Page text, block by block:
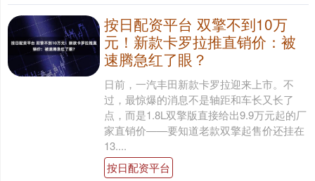
按日配资平台 双擎不到10万
元！新款卡罗拉推直销价：被
速腾急红了眼？
日前，一汽丰田新款卡罗拉迎来上市。不
过，最惊爆的消息不是轴距和车长又长了
点，而是1.8L双擎版直接给出9.9万元起的厂
家直销价——要知道老款双擎起售价还挂在
13....
按日配资平台